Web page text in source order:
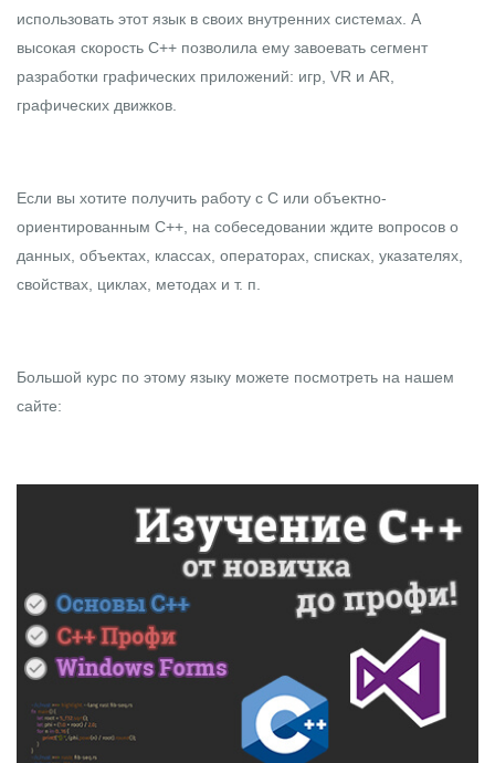
использовать этот язык в своих внутренних системах. А
высокая скорость С++ позволила ему завоевать сегмент
разработки графических приложений: игр, VR и AR,
графических движков.
Если вы хотите получить работу с С или объектно-
ориентированным С++, на собеседовании ждите вопросов о
данных, объектах, классах, операторах, списках, указателях,
свойствах, циклах, методах и т. п.
Большой курс по этому языку можете посмотреть на нашем
сайте: